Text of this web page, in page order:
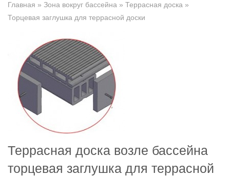
Главная » Зона вокруг бассейна » Террасная доска »
Торцевая заглушка для террасной доски
Террасная доска возле бассейна
торцевая заглушка для террасной